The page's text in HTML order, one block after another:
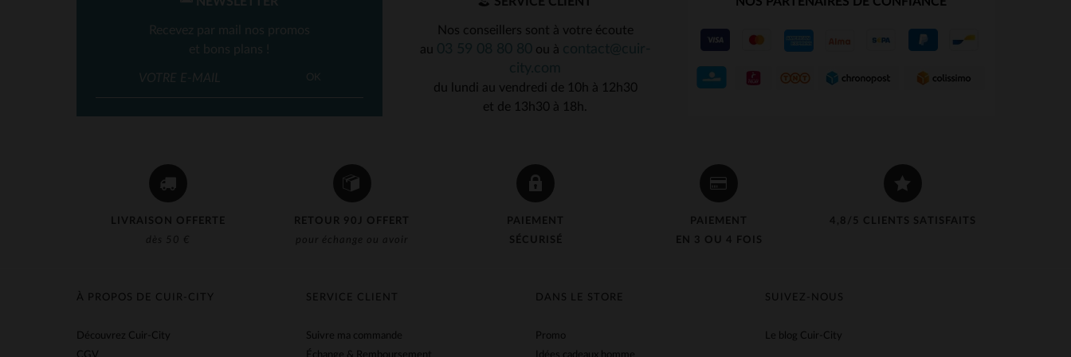
LIVRAISON OFFERTE
dès 50 €
RETOUR 90J OFFERT
pour échange ou avoir
PAIEMENT
SÉCURISÉ
PAIEMENT
EN 3 OU 4 FOIS
4,8/5 CLIENTS SATISFAITS
Recevez par mail nos promos
et bons plans !
OK
Nos conseillers sont à votre écoute
au
ou à
du lundi au vendredi de 10h à 12h30
et de 13h30 à 18h.
SUIVEZ-NOUS
Le blog Cuir-City
SERVICE CLIENT
Suivre ma commande
DANS LE STORE
Promo
À PROPOS DE CUIR-CITY
Découvrez Cuir-City